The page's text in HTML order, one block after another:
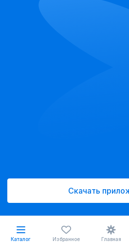
Скачать
Каталог Избранное Главная